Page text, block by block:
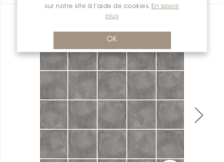
sur notre site à l’aide de cookies. En savoir
plus
OK